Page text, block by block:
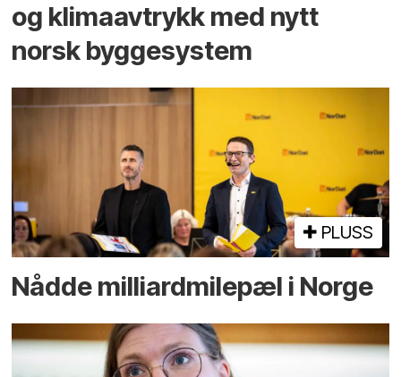
og klima­avtrykk med nytt
norsk bygge­system
PLUSS
Nådde milliard­­milepæl i Norge